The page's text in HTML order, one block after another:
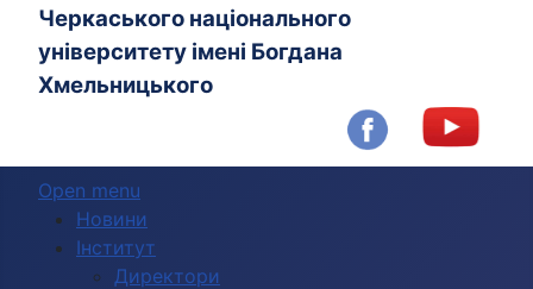
Черкаського національного
університету імені Богдана
Хмельницького
Open menu
Новини
Інститут
Директори